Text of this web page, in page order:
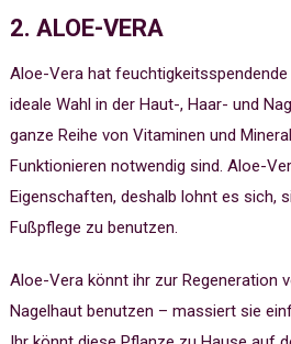
2. ALOE-VERA
Aloe-Vera hat
ideale Wahl in der Haut-, Haar- und
ganze Reihe von Vitaminen und
Funktionieren notwendig sind. Aloe-
Eigenschaften, deshalb lohnt es sich,
Fußpflege zu benutzen.
Aloe-Vera könnt ihr zur Regeneration
Nagelhaut benutzen – massiert sie